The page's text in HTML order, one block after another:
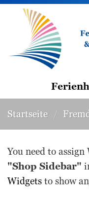
Zum
springen
Startseite /
You need to
"Shop Sidebar"
Widgets to show